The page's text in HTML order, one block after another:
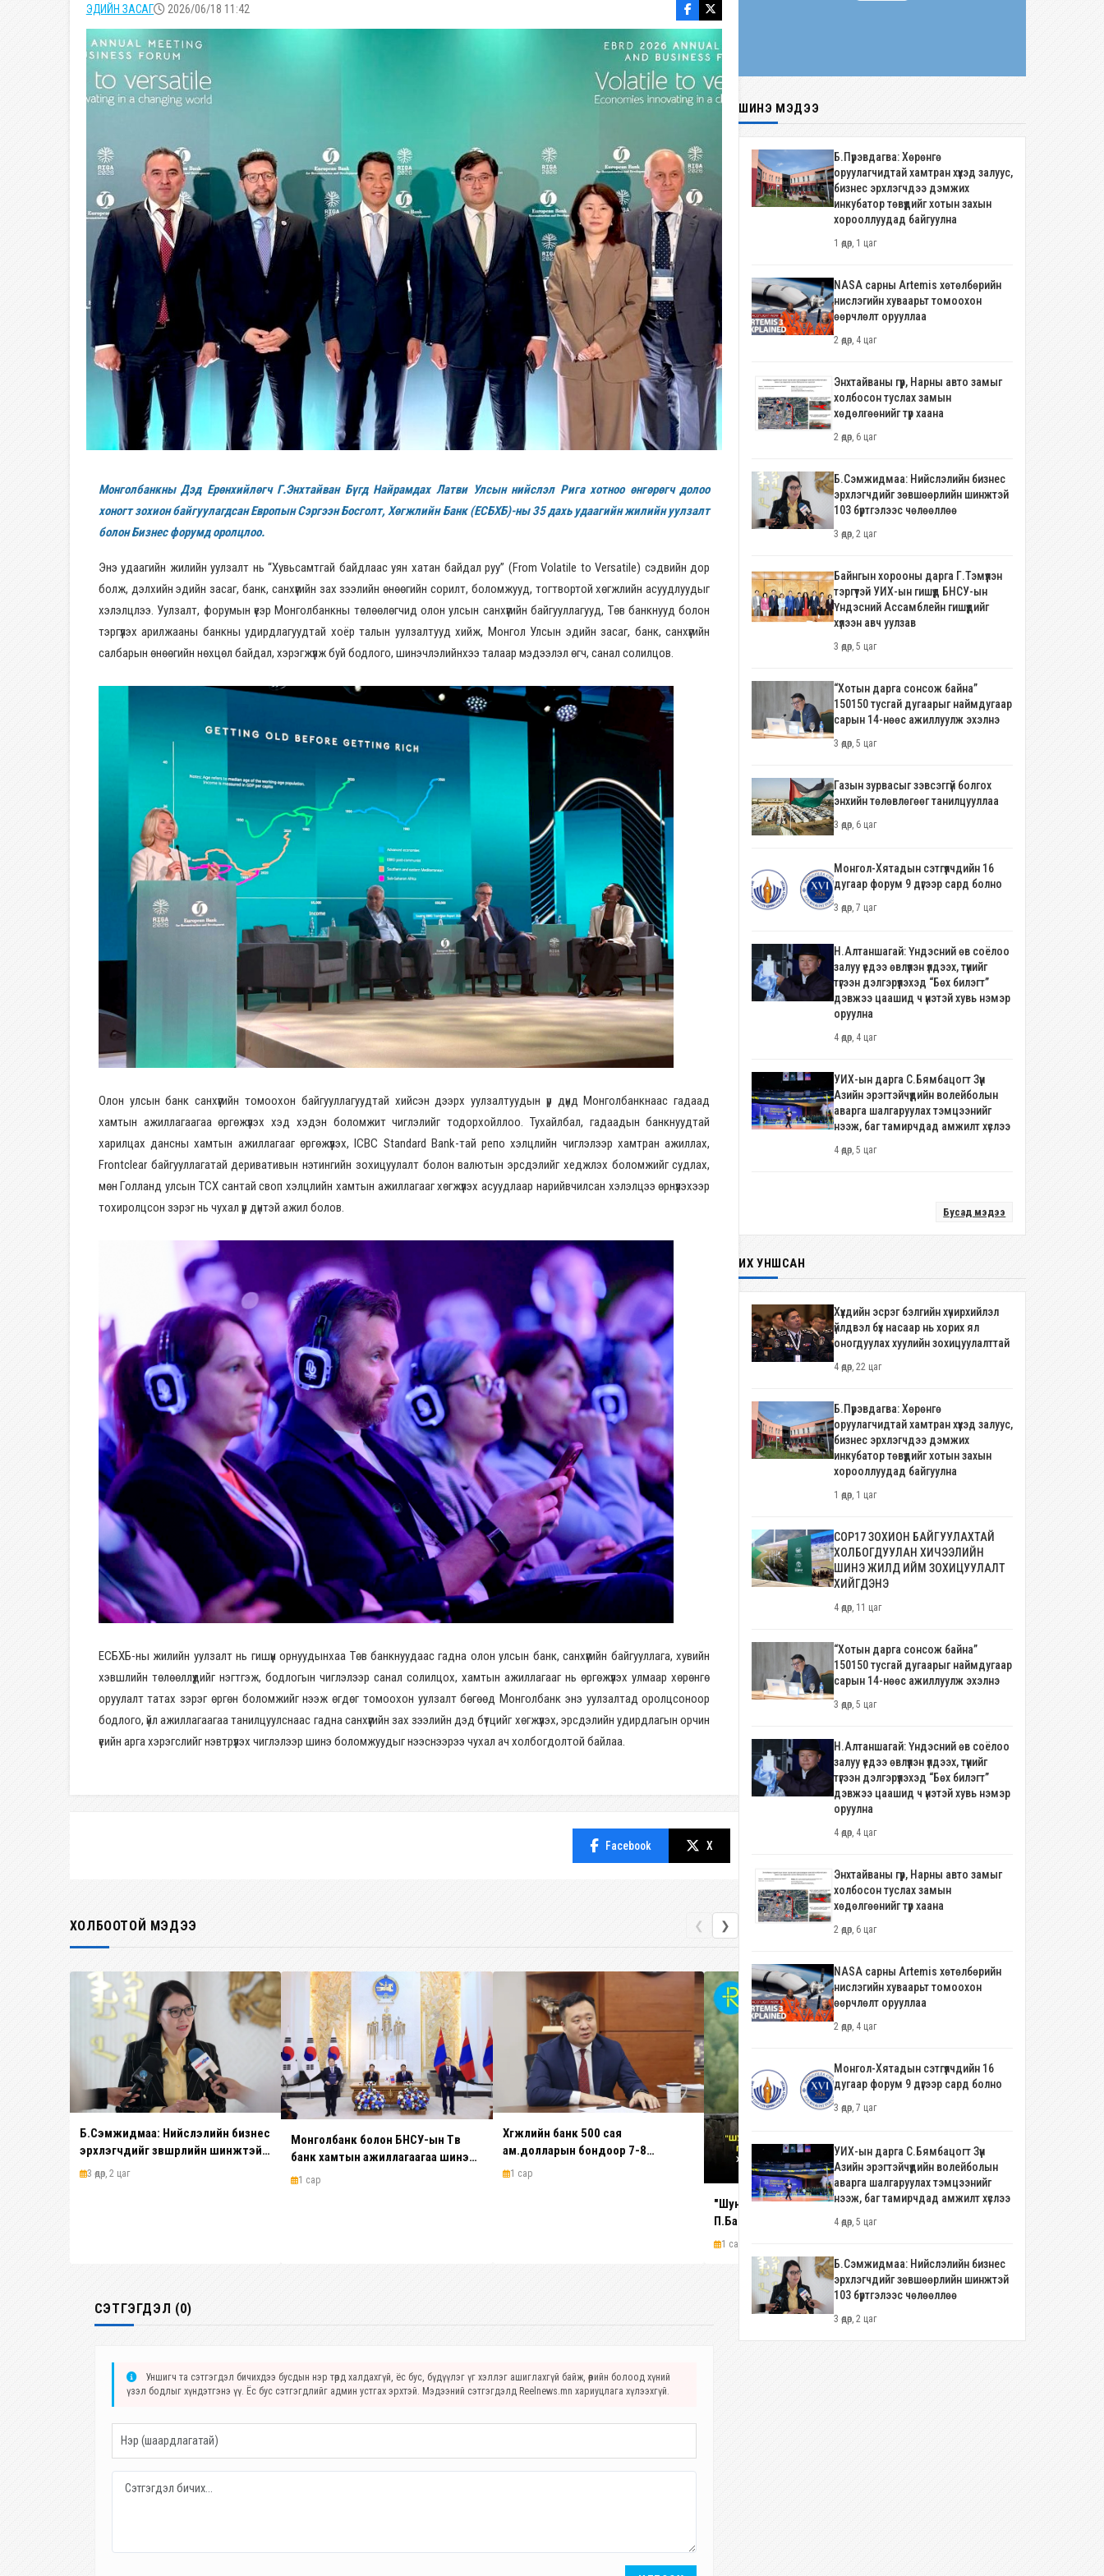
ЭДИЙН ЗАСАГ 2026/06/18 11:42
Монголбанкны Дэд Ерөнхийлөгч Г.Энхтайван Бүгд Найрамдах Латви Улсын нийслэл Рига хотноо өнгөрөгч долоо
хоногт зохион байгуулагдсан Европын Сэргээн Босголт, Хөгжлийн Банк (ЕСБХБ)-ны 35 дахь удаагийн жилийн уулзалт
болон Бизнес форумд оролцлоо.
Энэ удаагийн жилийн уулзалт нь “Хувьсамтгай байдлаас уян хатан байдал руу” (From Volatile to Versatile) сэдвийн дор
болж, дэлхийн эдийн засаг, банк, санхүүгийн зах зээлийн өнөөгийн сорилт, боломжууд, тогтвортой хөгжлийн асуудлуудыг
хэлэлцлээ. Уулзалт, форумын үеэр Монголбанкны төлөөлөгчид олон улсын санхүүгийн байгууллагууд, Төв банкнууд болон
тэргүүлэх арилжааны банкны удирдлагуудтай хоёр талын уулзалтууд хийж, Монгол Улсын эдийн засаг, банк, санхүүгийн
салбарын өнөөгийн нөхцөл байдал, хэрэгжүүлж буй бодлого, шинэчлэлийнхээ талаар мэдээлэл өгч, санал солилцов.
Олон улсын банк санхүүгийн томоохон байгууллагуудтай хийсэн дээрх уулзалтуудын үр дүнд Монголбанкнаас гадаад
хамтын ажиллагаагаа өргөжүүлэх хэд хэдэн боломжит чиглэлийг тодорхойллоо. Тухайлбал, гадаадын банкнуудтай
харилцах дансны хамтын ажиллагааг өргөжүүлэх, ICBC Standard Bank-тай репо хэлцлийн чиглэлээр хамтран ажиллах,
Frontclear байгууллагатай деривативын нэтингийн зохицуулалт болон валютын эрсдэлийг хеджлэх боломжийг судлах,
мөн Голланд улсын TCX сантай своп хэлцлийн хамтын ажиллагааг хөгжүүлэх асуудлаар нарийвчилсан хэлэлцээ өрнүүлэхээр
тохиролцсон зэрэг нь чухал үр дүнтэй ажил болов.
ЕСБХБ-ны жилийн уулзалт нь гишүүн орнуудынхаа Төв банкнуудаас гадна олон улсын банк, санхүүгийн байгууллага, хувийн
хэвшлийн төлөөллүүдийг нэгтгэж, бодлогын чиглэлээр санал солилцох, хамтын ажиллагааг нь өргөжүүлэх улмаар хөрөнгө
оруулалт татах зэрэг өргөн боломжийг нээж өгдөг томоохон уулзалт бөгөөд Монголбанк энэ уулзалтад оролцсоноор
бодлого, үйл ажиллагаагаа танилцуулснаас гадна санхүүгийн зах зээлийн дэд бүтцийг хөгжүүлэх, эрсдэлийн удирдлагын орчин
үеийн арга хэрэгслийг нэвтрүүлэх чиглэлээр шинэ боломжуудыг нээснээрээ чухал ач холбогдолтой байлаа.
Facebook X
ХОЛБООТОЙ МЭДЭЭ ❮ ❯
Б.Сэмжидмаа: Нийслэлийн бизнес
эрхлэгчдийг зөвшөөрлийн шинжтэй
103 бүртгэлээс чөлөөллөө
3 өдөр, 2 цаг
Монголбанк болон БНСУ-ын Төв
банк хамтын ажиллагаагаа шинэ
шатанд гаргалаа
1 сар
Хөгжлийн банк 500 сая
ам.долларын бондоор 7-8
томоохон төсөл санхүүжүүлэхээр
1 сар
"Шунхлай" группийн Ерөнхийлөгч
П.Батсайханыг Монгол Улсын
Хөдөлмөрийн баатар цолоор
шагнагдахаар болжээ
1 сар
"Монполимет" группийг үүсгэн
СЭТГЭГДЭЛ (0)
Уншигч та сэтгэгдэл бичихдээ бусдын нэр төрд халдахгүй, ёс бус, бүдүүлэг үг хэллэг ашиглахгүй байж, өөрийн болоод хүний
үзэл бодлыг хүндэтгэнэ үү. Ёс бус сэтгэгдлийг админ устгах эрхтэй. Мэдээний сэтгэгдэлд Reelnews.mn хариуцлага хүлээхгүй.
ШИНЭ МЭДЭЭ
Б.Пүрэвдагва: Хөрөнгө
оруулагчидтай хамтран хүүхэд залуус,
бизнес эрхлэгчдээ дэмжих
инкубатор төвүүдийг хотын захын
хорооллуудад байгуулна
1 өдөр, 1 цаг
NASA сарны Artemis хөтөлбөрийн
нислэгийн хуваарьт томоохон
өөрчлөлт орууллаа
2 өдөр, 4 цаг
Энхтайваны гүүр, Нарны авто замыг
холбосон туслах замын
хөдөлгөөнийг түр хаана
2 өдөр, 6 цаг
Б.Сэмжидмаа: Нийслэлийн бизнес
эрхлэгчдийг зөвшөөрлийн шинжтэй
103 бүртгэлээс чөлөөллөө
3 өдөр, 2 цаг
Байнгын хорооны дарга Г.Тэмүүлэн
тэргүүтэй УИХ-ын гишүүд БНСУ-ын
Үндэсний Ассамблейн гишүүдийг
хүлээн авч уулзав
3 өдөр, 5 цаг
“Хотын дарга сонсож байна”
150150 тусгай дугаарыг наймдугаар
сарын 14-нөөс ажиллуулж эхэлнэ
3 өдөр, 5 цаг
Газын зурвасыг зэвсэггүй болгох
энхийн төлөвлөгөөг танилцууллаа
3 өдөр, 6 цаг
Монгол-Хятадын сэтгүүлчдийн 16
дугаар форум 9 дүгээр сард болно
3 өдөр, 7 цаг
Н.Алтаншагай: Үндэсний өв соёлоо
залуу үедээ өвлүүлэн үлдээх, түүнийг
түгээн дэлгэрүүлэхэд “Бөх билэгт”
дэвжээ цаашид ч үнэтэй хувь нэмэр
оруулна
4 өдөр, 4 цаг
УИХ-ын дарга С.Бямбацогт Зүүн
Азийн эрэгтэйчүүдийн волейболын
аварга шалгаруулах тэмцээнийг
нээж, баг тамирчдад амжилт хүслээ
4 өдөр, 5 цаг
Бусад мэдээ
ИХ УНШСАН
Хүүхдийн эсрэг бэлгийн хүчирхийлэл
үйлдвэл бүх насаар нь хорих ял
оногдуулах хуулийн зохицуулалттай
4 өдөр, 22 цаг
Б.Пүрэвдагва: Хөрөнгө
оруулагчидтай хамтран хүүхэд залуус,
бизнес эрхлэгчдээ дэмжих
инкубатор төвүүдийг хотын захын
хорооллуудад байгуулна
1 өдөр, 1 цаг
COP17 ЗОХИОН БАЙГУУЛАХТАЙ
ХОЛБОГДУУЛАН ХИЧЭЭЛИЙН
ШИНЭ ЖИЛД ИЙМ ЗОХИЦУУЛАЛТ
ХИЙГДЭНЭ
4 өдөр, 11 цаг
“Хотын дарга сонсож байна”
150150 тусгай дугаарыг наймдугаар
сарын 14-нөөс ажиллуулж эхэлнэ
3 өдөр, 5 цаг
Н.Алтаншагай: Үндэсний өв соёлоо
залуу үедээ өвлүүлэн үлдээх, түүнийг
түгээн дэлгэрүүлэхэд “Бөх билэгт”
дэвжээ цаашид ч үнэтэй хувь нэмэр
оруулна
4 өдөр, 4 цаг
Энхтайваны гүүр, Нарны авто замыг
холбосон туслах замын
хөдөлгөөнийг түр хаана
2 өдөр, 6 цаг
NASA сарны Artemis хөтөлбөрийн
нислэгийн хуваарьт томоохон
өөрчлөлт орууллаа
2 өдөр, 4 цаг
Монгол-Хятадын сэтгүүлчдийн 16
дугаар форум 9 дүгээр сард болно
3 өдөр, 7 цаг
УИХ-ын дарга С.Бямбацогт Зүүн
Азийн эрэгтэйчүүдийн волейболын
аварга шалгаруулах тэмцээнийг
нээж, баг тамирчдад амжилт хүслээ
4 өдөр, 5 цаг
Б.Сэмжидмаа: Нийслэлийн бизнес
эрхлэгчдийг зөвшөөрлийн шинжтэй
103 бүртгэлээс чөлөөллөө
3 өдөр, 2 цаг